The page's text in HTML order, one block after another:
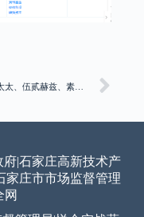
府|石家庄高新技术产
家庄市市场监督管理
网